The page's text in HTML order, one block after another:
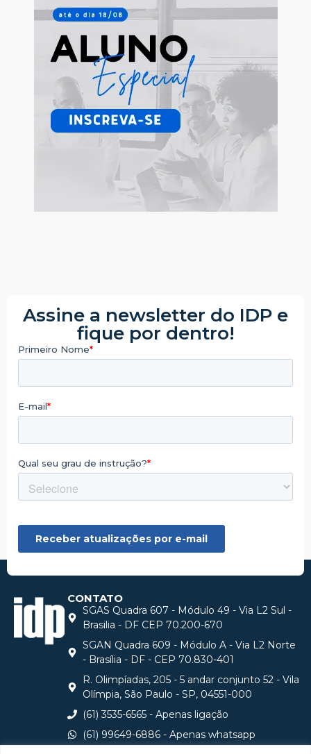
Assine a newsletter do IDP e
fique por dentro!
CONTATO
SGAS Quadra 607 - Módulo 49 - Via L2 Sul -
Brasilia - DF CEP 70.200-670
SGAN Quadra 609 - Módulo A - Via L2 Norte
- Brasília - DF - CEP 70.830-401
R. Olimpíadas, 205 - 5 andar conjunto 52 - Vila
Olímpia, São Paulo - SP, 04551-000
(61) 3535-6565 - Apenas ligação
(61) 99649-6886 - Apenas whatsapp